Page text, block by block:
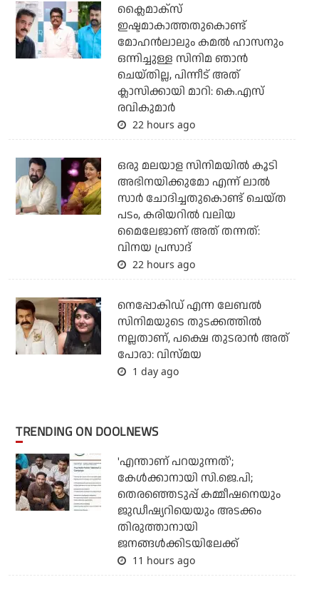
ക്ലൈമാക്‌സ്
ഇഷ്ടമാകാത്തതുകൊണ്ട്
മോഹന്‍ലാലും കമല്‍ ഹാസനും
ഒന്നിച്ചുള്ള സിനിമ ഞാന്‍
ചെയ്തില്ല, പിന്നീട് അത്
ക്ലാസിക്കായി മാറി: കെ.എസ്
രവികുമാര്‍
22 hours ago
ഒരു മലയാള സിനിമയില്‍ കൂടി
അഭിനയിക്കുമോ എന്ന് ലാല്‍
സാര്‍ ചോദിച്ചതുകൊണ്ട് ചെയ്ത
പടം, കരിയറില്‍ വലിയ
മൈലേജാണ് അത് തന്നത്:
വിനയ പ്രസാദ്
22 hours ago
നെപ്പോകിഡ് എന്ന ലേബൽ
സിനിമയുടെ തുടക്കത്തിൽ
നല്ലതാണ്, പക്ഷെ തുടരാൻ അത്
പോരാ: വിസ്മയ
1 day ago
TRENDING ON DOOLNEWS
'എന്താണ് പറയുന്നത്';
കേള്‍ക്കാനായി സി.ജെ.പി;
തെരഞ്ഞെടുപ്പ് കമ്മീഷനെയും
ജുഡീഷ്യറിയെയും അടക്കം
തിരുത്താനായി
ജനങ്ങള്‍ക്കിടയിലേക്ക്
11 hours ago